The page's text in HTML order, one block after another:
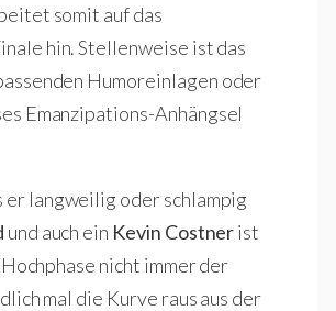
somit auf das
hin. Stellenweise ist das
Humoreinlagen oder
Emanzipations-Anhängsel
langweilig oder schlampig
und auch ein Kevin Costnerist
nicht immer der
mal die Kurve raus aus der